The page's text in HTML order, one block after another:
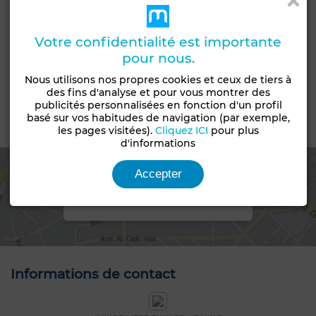
residentiel a riad al andalous
Caractéristiques générales
Type de bien
Terrain
Type de terrain
Lots de villa
Emplacement
Informations de contact
Votre confidentialité est importante
pour nous.
Nous utilisons nos propres cookies et ceux de tiers à
des fins d'analyse et pour vous montrer des
publicités personnalisées en fonction d'un profil
basé sur vos habitudes de navigation (par exemple,
les pages visitées). Cliquez ICI pour plus
d'informations
Accepter